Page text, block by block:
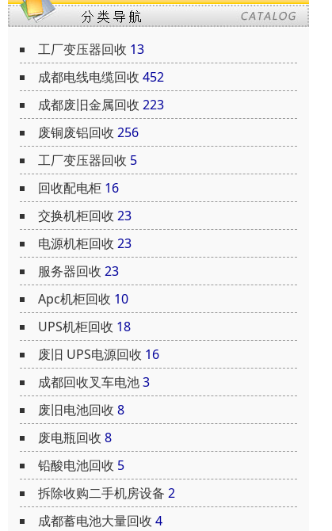
工厂变压器回收 13
成都电线电缆回收 452
成都废旧金属回收 223
废铜废铝回收 256
工厂变压器回收 5
回收配电柜 16
交换机柜回收 23
电源机柜回收 23
服务器回收 23
Apc机柜回收 10
UPS机柜回收 18
废旧 UPS电源回收 16
成都回收叉车电池3
废旧电池回收 8
废电瓶回收 8
铅酸电池回收 5
拆除收购二手机房设备 2
成都蓄电池大量回收 4